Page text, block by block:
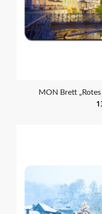
MON Brett